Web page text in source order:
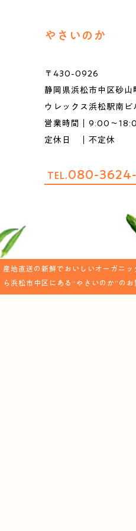
やさいのか
〒430-0926
静岡県浜松市中区砂
ウレックス浜松駅南ビ
営業時間｜9:00～
定休日 ｜不定休
TEL.080-
産地直送の新鮮でおいしいオーガニ
ら浜松市中区にある“やさいのか”のお